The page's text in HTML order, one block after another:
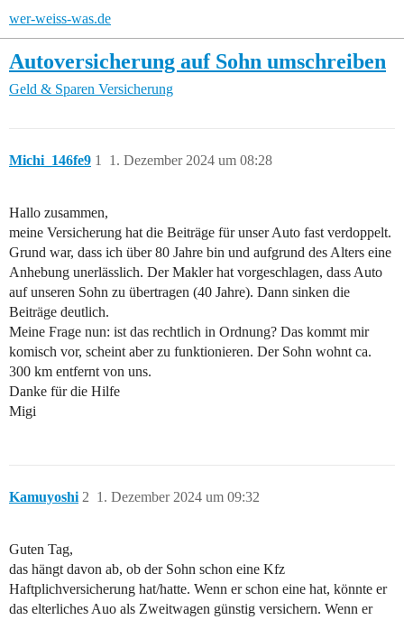
wer-weiss-was.de
Autoversicherung auf Sohn umschreiben
Geld & Sparen Versicherung
Michi_146fe9 1. Dezember 2024 um 08:28
1
Hallo zusammen,
meine Versicherung hat die Beiträge für unser Auto fast verdoppelt.
Grund war, dass ich über 80 Jahre bin und aufgrund des Alters eine
Anhebung unerlässlich. Der Makler hat vorgeschlagen, dass Auto
auf unseren Sohn zu übertragen (40 Jahre). Dann sinken die
Beiträge deutlich.
Meine Frage nun: ist das rechtlich in Ordnung? Das kommt mir
komisch vor, scheint aber zu funktionieren. Der Sohn wohnt ca.
300 km entfernt von uns.
Danke für die Hilfe
Migi
Kamuyoshi 1. Dezember 2024 um 09:32
2
Guten Tag,
das hängt davon ab, ob der Sohn schon eine Kfz
Haftplichversicherung hat/hatte. Wenn er schon eine hat, könnte er
das elterliches Auo als Zweitwagen günstig versichern. Wenn er